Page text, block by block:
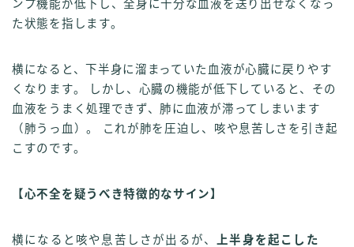
ンプ機能が低下し、全身に十分な血液を送り出せなくなっ
た状態を指します。
横になると、下半身に溜まっていた血液が心臓に戻りやす
くなります。 しかし、心臓の機能が低下していると、その
血液をうまく処理できず、肺に血液が滞ってしまいます
（肺うっ血）。 これが肺を圧迫し、咳や息苦しさを引き起
こすのです。
【心不全を疑うべき特徴的なサイン】
横になると咳や息苦しさが出るが、
上半身を起こした